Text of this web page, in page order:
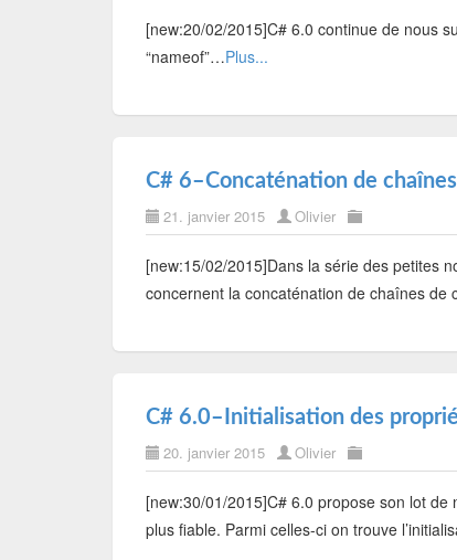
[new:20/02/2015]C# 6.0 continue de nous
“nameof”…Plus...
C# 6–Concaténation de chaînes
21. janvier 2015 Olivier
[new:15/02/2015]Dans la série des petites
concernent la concaténation de chaînes de
C# 6.0–Initialisation des
20. janvier 2015 Olivier
[new:30/01/2015]C# 6.0 propose son lot
plus fiable. Parmi celles-ci on trouve